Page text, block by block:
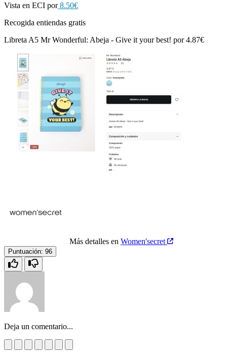
Vista en ECI por8.50€
Recogida entiendas gratis
Libreta A5 Mr Wonderful: Abeja - Give it your best! por 4.87€
Más detalles en Women'secret
Puntuación: 96
Deja un comentario...